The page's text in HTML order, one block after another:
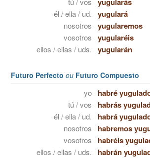
él / ella / ud. yugulará
nosotros yugularemos
vosotros yugularéis
ellos / ellas / uds. yugularán
Futuro Perfecto ou Futuro Compuesto
yo habré
tú / vos habrás
él / ella / ud. habrá
nosotros habremos
vosotros habréis
ellos / ellas / uds. habrán